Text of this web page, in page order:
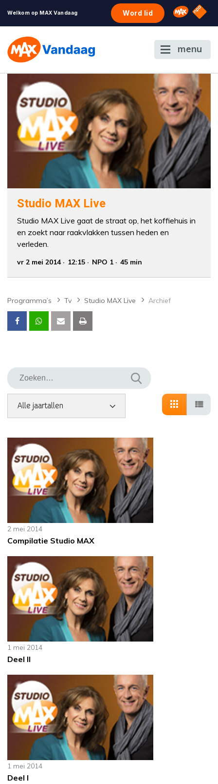
Welkom op MAX Vandaag Word lid Omroep
NPO
menu
Studio MAX Live
Studio MAX Live gaat de straat op, het koffiehuis in
en zoekt naar raakvlakken tussen heden en
verleden.
vr 2 mei 2014 12:15 NPO 1 45 min
Programma’s Tv Studio MAX Live Archief
2 mei 2014
Compilatie Studio MAX
1 mei 2014
Deel II
1 mei 2014
Deel I